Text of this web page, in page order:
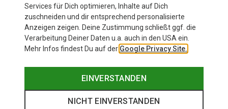
Services für Dich optimieren, Inhalte auf Dich
zuschneiden und dir entsprechend personalisierte
Anzeigen zeigen. Deine Zustimmung schließt ggf. die
Verarbeitung Deiner Daten u.a. auch in den USA ein.
Mehr Infos findest Du auf der Google Privacy Site.
EINVERSTANDEN
NICHT EINVERSTANDEN